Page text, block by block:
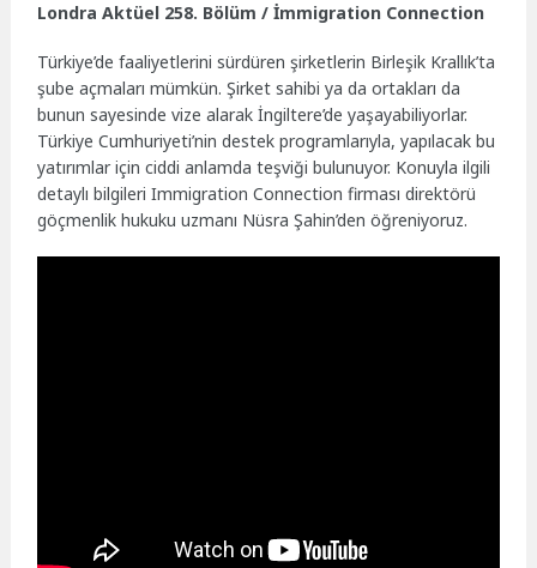
Londra Aktüel 258. Bölüm / İmmigration Connection
Türkiye’de faaliyetlerini sürdüren şirketlerin Birleşik Krallık’ta
şube açmaları mümkün. Şirket sahibi ya da ortakları da
bunun sayesinde vize alarak İngiltere’de yaşayabiliyorlar.
Türkiye Cumhuriyeti’nin destek programlarıyla, yapılacak bu
yatırımlar için ciddi anlamda teşviği bulunuyor. Konuyla ilgili
detaylı bilgileri Immigration Connection firması direktörü
göçmenlik hukuku uzmanı Nüsra Şahin’den öğreniyoruz.